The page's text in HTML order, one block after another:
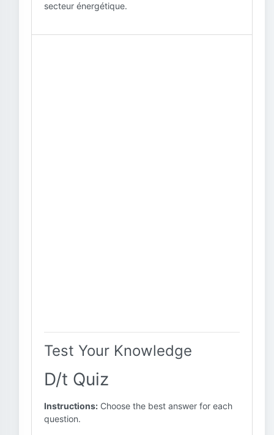
secteur énergétique.
Test Your Knowledge
D/t Quiz
Instructions: Choose the best answer for each
question.